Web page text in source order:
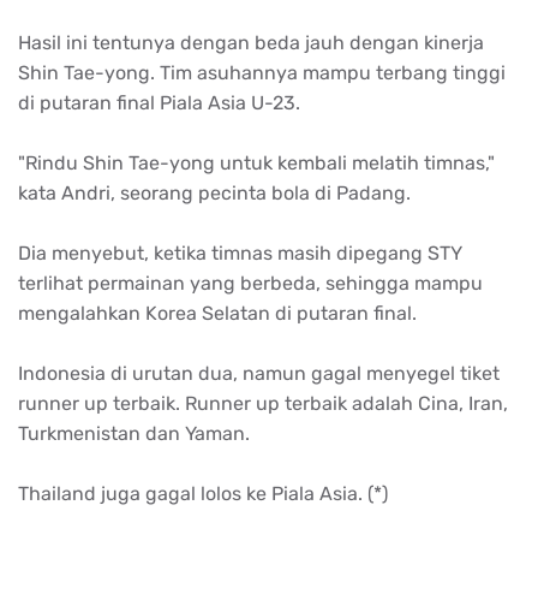
Hasil ini tentunya dengan beda jauh dengan kinerja
Shin Tae-yong. Tim asuhannya mampu terbang tinggi
di putaran final Piala Asia U-23.
"Rindu Shin Tae-yong untuk kembali melatih timnas,"
kata Andri, seorang pecinta bola di Padang.
Dia menyebut, ketika timnas masih dipegang STY
terlihat permainan yang berbeda, sehingga mampu
mengalahkan Korea Selatan di putaran final.
Indonesia di urutan dua, namun gagal menyegel tiket
runner up terbaik. Runner up terbaik adalah Cina, Iran,
Turkmenistan dan Yaman.
Thailand juga gagal lolos ke Piala Asia. (*)